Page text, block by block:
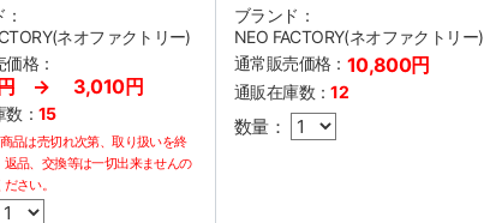
ネオファクトリー)
格：
→ 3,010円
： 15
品は売切れ次第、取り扱いを終
返品、交換等は一切出来ませんの
さい。
ブランド：
NEO FACTORY(ネオファクトリー)
通常販売価格： 10,800円
通販在庫数：12
数量：